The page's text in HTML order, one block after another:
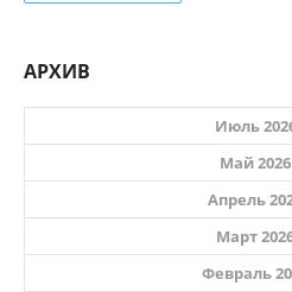
АРХИВ
Июль
Май 2026
Апрель
Март
Февраль